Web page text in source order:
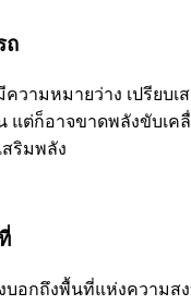
ถ
ความหมายว่าง เปรียบ
แต่ก็อาจขาดพลังขับเค
สริมพลัง
บอกถึงพื้นที่แห่งความส